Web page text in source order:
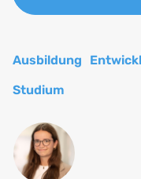
Ausbildung
Studium